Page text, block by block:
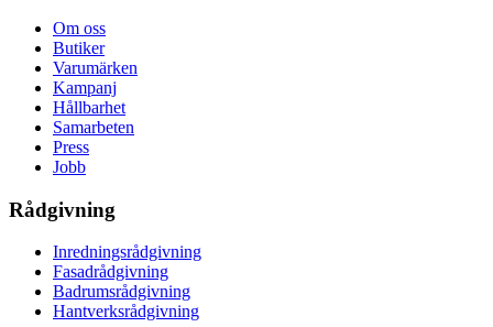
Om oss
Butiker
Varumärken
Kampanj
Hållbarhet
Samarbeten
Press
Jobb
Rådgivning
Inredningsrådgivning
Fasadrådgivning
Badrumsrådgivning
Hantverksrådgivning